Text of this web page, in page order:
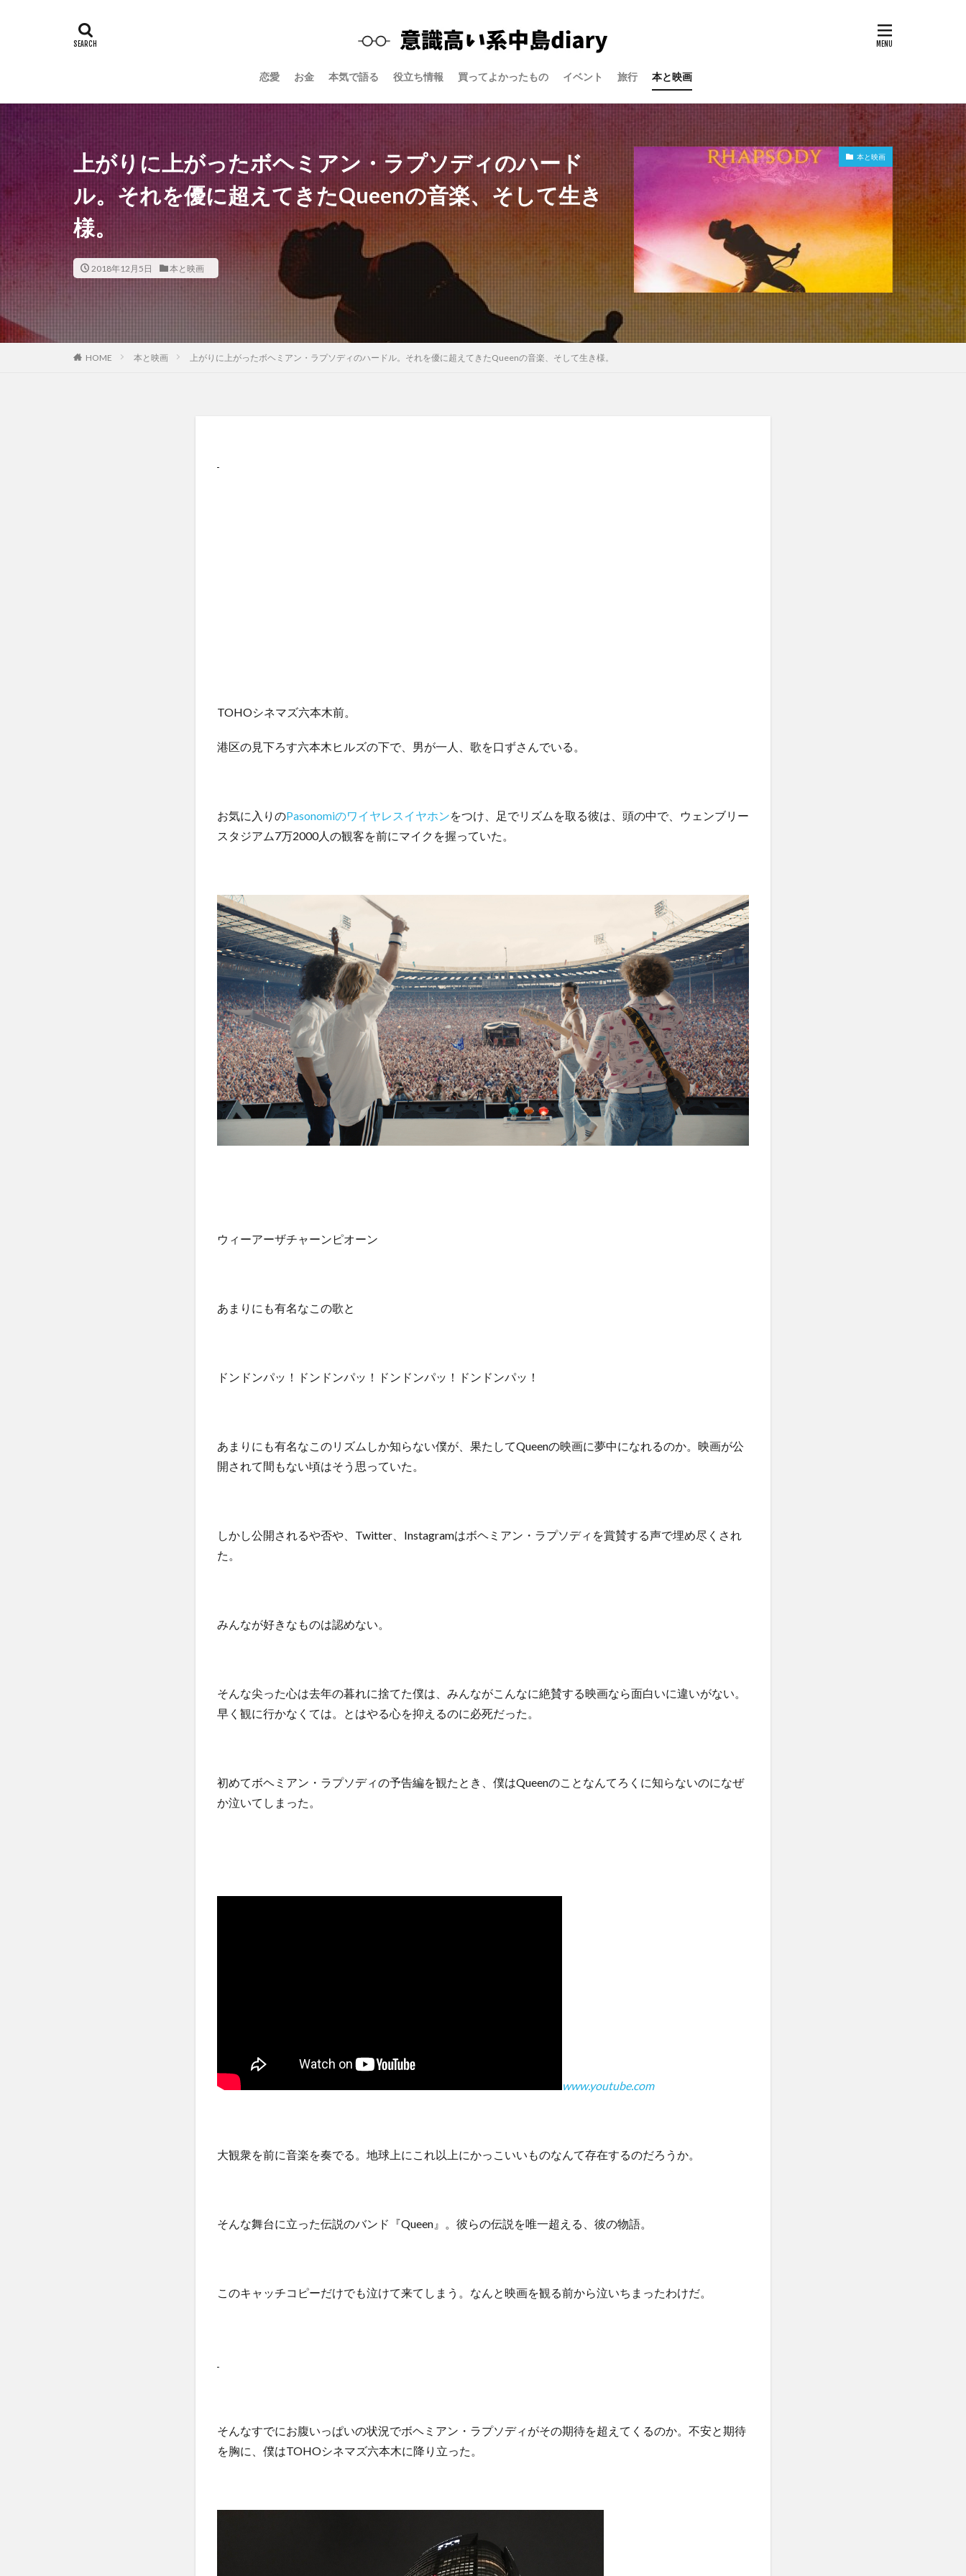
恋愛 お金 本気で語る 役立ち情報 買ってよかったもの イベント 旅行 本と映画
上がりに上がったボヘミアン・ラプソディのハード
ル。それを優に超えてきたQueenの音楽、そして生き
様。
2018年12月5日 本と映画
本と映画
HOME 本と映画 上がりに上がったボヘミアン・ラプソディのハードル。それを優に超えてきたQueenの音楽、そして生き様。
TOHOシネマズ六本木前。
港区の見下ろす六本木ヒルズの下で、男が一人、歌を口ずさんでいる。
お気に入りのPasonomiのワイヤレスイヤホンをつけ、足でリズムを取る彼は、頭の中で、ウェンブリー
スタジアム7万2000人の観客を前にマイクを握っていた。
ウィーアーザチャーンピオーン
あまりにも有名なこの歌と
ドンドンパッ！ドンドンパッ！ドンドンパッ！ドンドンパッ！
あまりにも有名なこのリズムしか知らない僕が、果たしてQueenの映画に夢中になれるのか。映画が公
開されて間もない頃はそう思っていた。
しかし公開されるや否や、Twitter、Instagramはボヘミアン・ラプソディを賞賛する声で埋め尽くされ
た。
みんなが好きなものは認めない。
そんな尖った心は去年の暮れに捨てた僕は、みんながこんなに絶賛する映画なら面白いに違いがない。
早く観に行かなくては。とはやる心を抑えるのに必死だった。
初めてボヘミアン・ラプソディの予告編を観たとき、僕はQueenのことなんてろくに知らないのになぜ
か泣いてしまった。
www.youtube.com
大観衆を前に音楽を奏でる。地球上にこれ以上にかっこいいものなんて存在するのだろうか。
そんな舞台に立った伝説のバンド『Queen』。彼らの伝説を唯一超える、彼の物語。
このキャッチコピーだけでも泣けて来てしまう。なんと映画を観る前から泣いちまったわけだ。
そんなすでにお腹いっぱいの状況でボヘミアン・ラプソディがその期待を超えてくるのか。不安と期待
を胸に、僕はTOHOシネマズ六本木に降り立った。